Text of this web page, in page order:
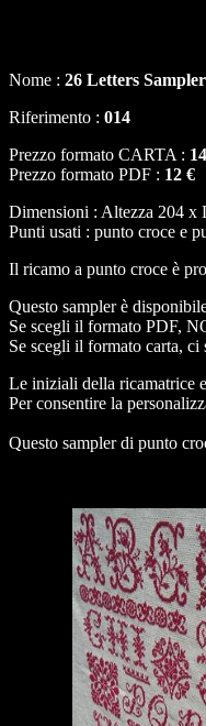
Nome : 26 Letters Sampler
Riferimento : 014
Prezzo formato CARTA :
Prezzo formato PDF : 12 €
Dimensioni : Altezza 204 x
Punti usati : punto croce e
Il ricamo a punto croce è
Questo sampler è
Se scegli il formato PDF,
Se scegli il formato carta,
Le iniziali della ricamatrice
Per consentire la
Questo sampler di punto